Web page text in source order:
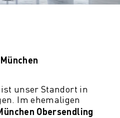
ist unser Standort in
Im ehemaligen
Obersendling